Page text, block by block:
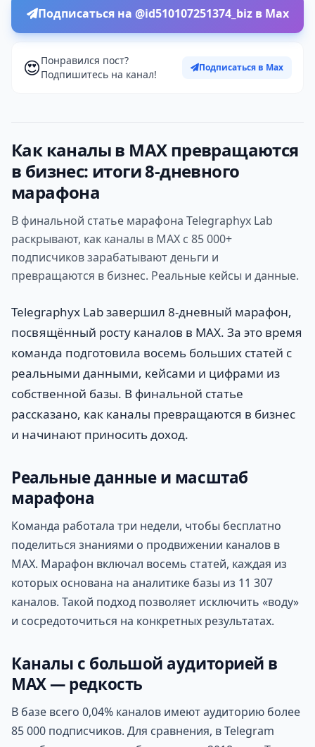
Подписаться на @id510107251374_biz в Max
😍Понравился пост?
Подпишитесь на канал!
Подписаться в Max
Как каналы в MAX превращаются
в бизнес: итоги 8-дневного
марафона
В финальной статье марафона Telegraphyx Lab
раскрывают, как каналы в MAX с 85 000+
подписчиков зарабатывают деньги и
превращаются в бизнес. Реальные кейсы и данные.
Telegraphyx Lab завершил 8-дневный марафон,
посвящённый росту каналов в MAX. За это время
команда подготовила восемь больших статей с
реальными данными, кейсами и цифрами из
собственной базы. В финальной статье
рассказано, как каналы превращаются в бизнес
и начинают приносить доход.
Реальные данные и масштаб
марафона
Команда работала три недели, чтобы бесплатно
поделиться знаниями о продвижении каналов в
MAX. Марафон включал восемь статей, каждая из
которых основана на аналитике базы из 11 307
каналов. Такой подход позволяет исключить «воду»
и сосредоточиться на конкретных результатах.
Каналы с большой аудиторией в
MAX — редкость
В базе всего 0,04% каналов имеют аудиторию более
85 000 подписчиков. Для сравнения, в Telegram